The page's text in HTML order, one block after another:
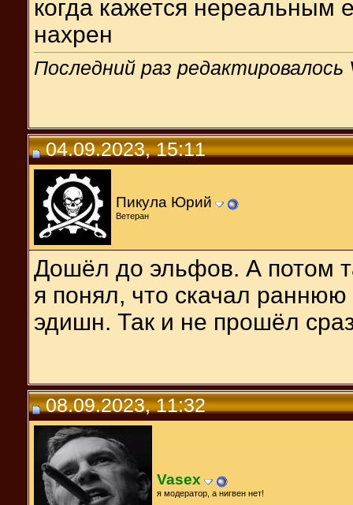
когда кажется нереальным
нахрен
Последний раз
04.09.2023, 15:11
Пикула Юрий
Ветеран
Дошёл до эльфов. А потом
я понял, что скачал
эдишн. Так и не прошёл
08.09.2023, 11:32
Vasex
я модератор, а нигвен нет!